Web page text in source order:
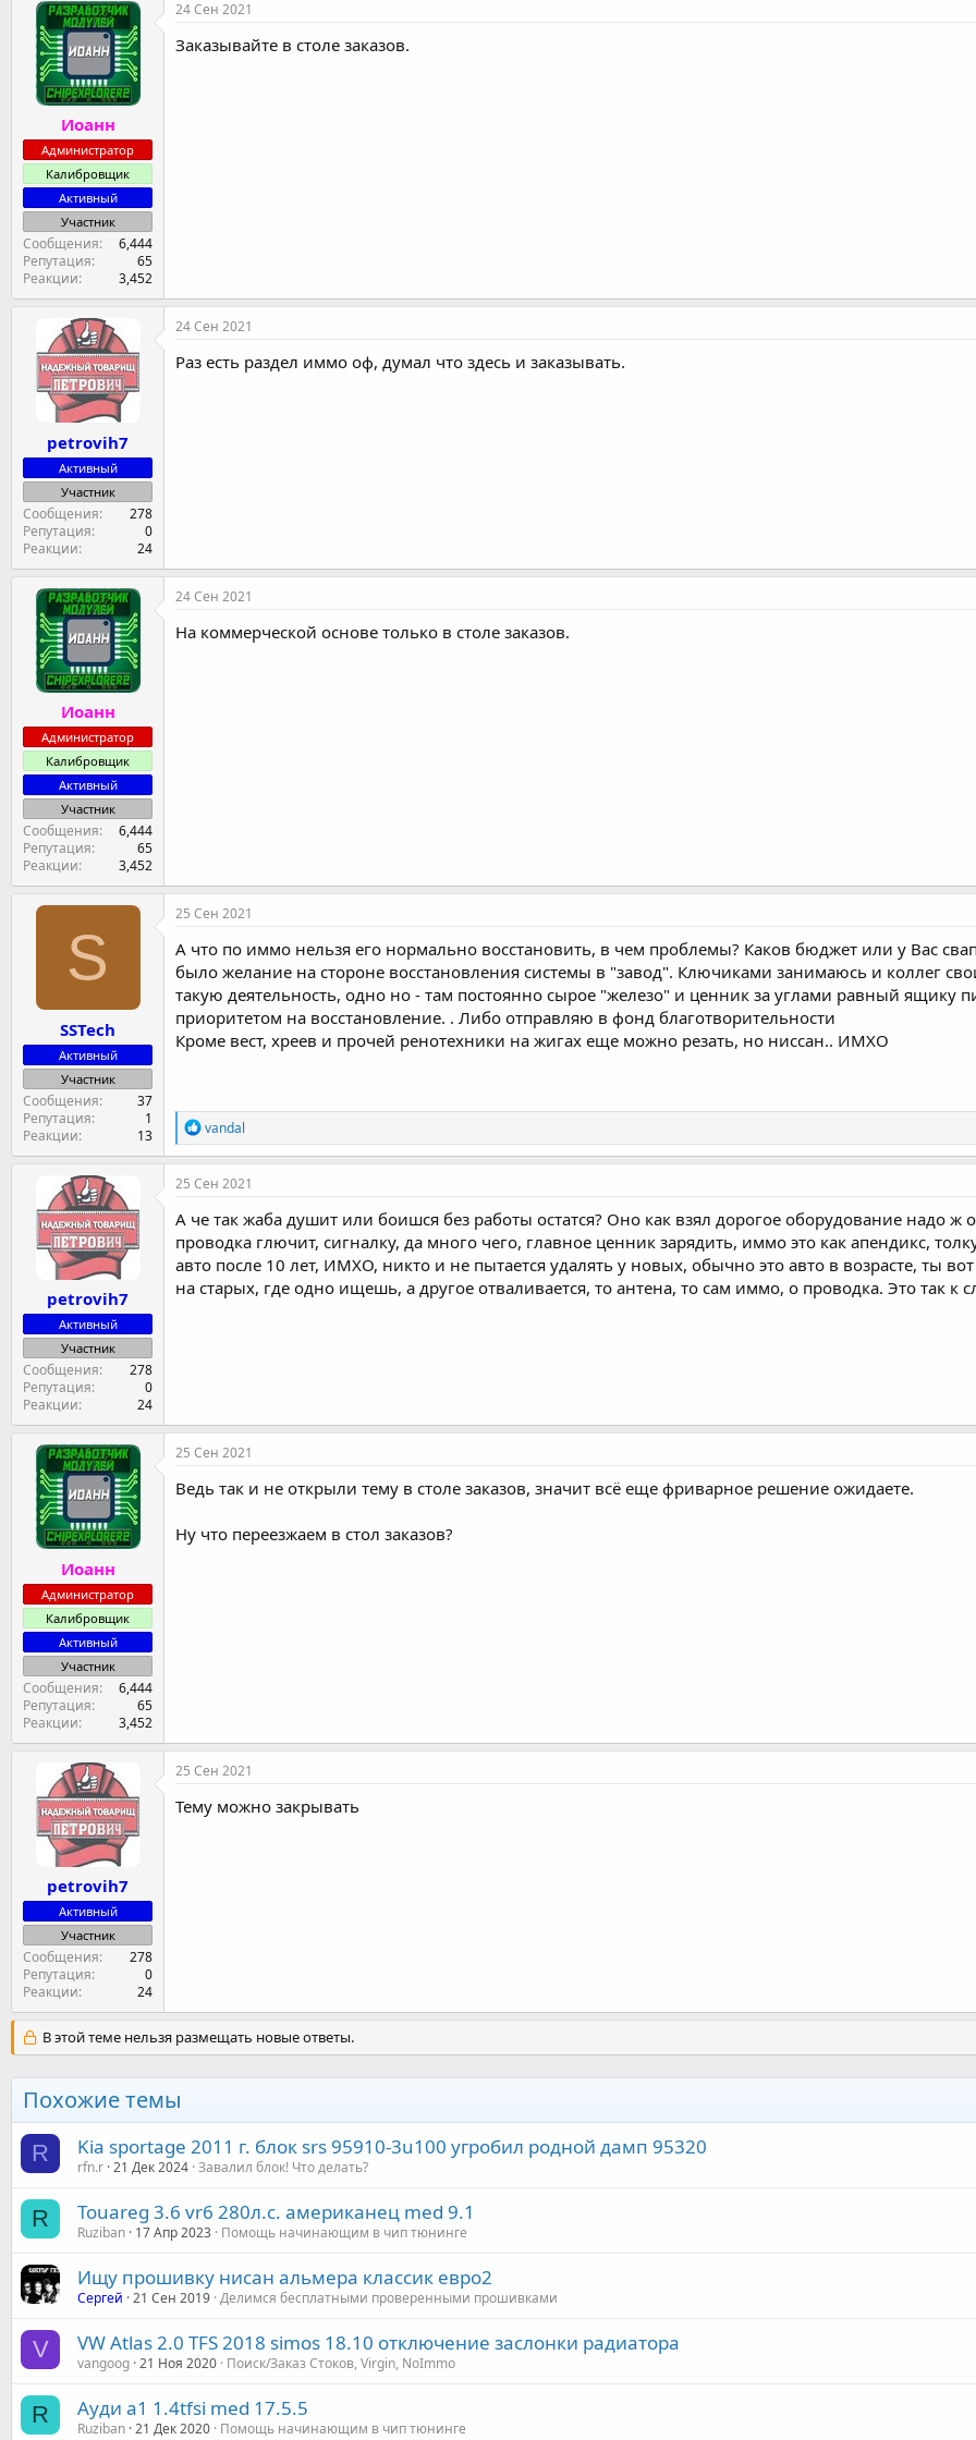
Иоанн
Администратор
Калибровщик
Активный
Участник
Сообщения
6,444
Репутация
65
Реакции
3,452
24 Сен 2021
Заказывайте в столе заказов.
petrovih7
Активный
Участник
Сообщения
278
Репутация
0
Реакции
24
24 Сен 2021
Раз есть раздел иммо оф, думал что здесь и заказывать.
Иоанн
Администратор
Калибровщик
Активный
Участник
Сообщения
6,444
Репутация
65
Реакции
3,452
24 Сен 2021
На коммерческой основе только в столе заказов.
S
SSTech
Активный
Участник
Сообщения
37
Репутация
1
Реакции
13
25 Сен 2021
А что по иммо нельзя его нормально восстановить, в чем проблемы? Каков бюджет или у Вас
было желание на стороне восстановления системы в "завод". Ключиками занимаюсь и коллег
такую деятельность, одно но - там постоянно сырое "железо" и ценник за углами равный ящику
приоритетом на восстановление. . Либо отправляю в фонд благотворительности
Кроме вест, хреев и прочей ренотехники на жигах еще можно резать, но ниссан.. ИМХО
Р
е
а
к
и
и
:
vandal
petrovih7
Активный
Участник
Сообщения
278
Репутация
0
Реакции
24
25 Сен 2021
А че так жаба душит или боишся без работы остатся? Оно как взял дорогое оборудование надо ж
проводка глючит, сигналку, да много чего, главное ценник зарядить, иммо это как апендикс,
авто после 10 лет, ИМХО, никто и не пытается удалять у новых, обычно это авто в возрасте, ты
на старых, где одно ищешь, а другое отваливается, то антена, то сам иммо, о проводка. Это так к
Иоанн
Администратор
Калибровщик
Активный
Участник
Сообщения
6,444
Репутация
65
Реакции
3,452
25 Сен 2021
Ведь так и не открыли тему в столе заказов, значит всё еще фриварное решение ожидаете.
Ну что переезжаем в стол заказов?
petrovih7
Активный
Участник
Сообщения
278
Репутация
0
Реакции
24
25 Сен 2021
Тему можно закрывать
В этой теме нельзя размещать новые ответы.
Похожие темы
R Kia sportage 2011 г. блок srs 95910-3u100 угробил родной дамп 95320
rfn.r 21 Дек 2024 Завалил блок! Что делать?
R Touareg 3.6 vr6 280л.с. американец med 9.1
Ruziban 17 Апр 2023 Помощь начинающим в чип тюнинге
Ищу прошивку нисан альмера классик евро2
Сергей 21 Сен 2019 Делимся бесплатными проверенными прошивками
V VW Atlas 2.0 TFS 2018 simos 18.10 отключение заслонки радиатора
vangoog 21 Ноя 2020 Поиск/Заказ Стоков, Virgin, NoImmo
R Ауди а1 1.4tfsi med 17.5.5
Ruziban 21 Дек 2020 Помощь начинающим в чип тюнинге